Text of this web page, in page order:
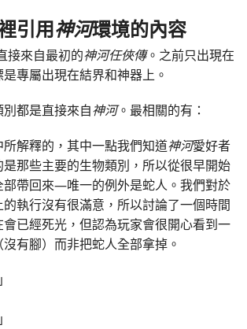
引用 神河環境的內容
接來自最初的神河任俠傳。之前只出現在
專屬出現在結界和神器上。
都是直接來自神河。最相關的有：
解釋的，其中一點我們知道神河愛好者
那些主要的生物類別，所以從很早開始
部帶回來—唯一的例外是蛇人。我們對於
執行沒有很滿意，所以討論了一個時間
已經死光，但認為玩家會很開心看到一
有腳）而非把蛇人全部拿掉。